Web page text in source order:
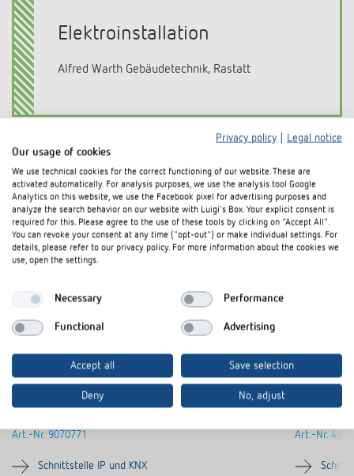
Elektroinstallation
Alfred Warth Gebäudetechnik, Rastatt
Eingesetzte Produkte
Art.-Nr. 9070771
Schnittstelle IP und KNX
Art.-Nr.
Privacy policy
Legal notice
Our usage of cookies
We use technical cookies for the correct functioning of our website. These are
activated automatically. For analysis purposes, we use the analysis tool Google
Analytics on this website, we use the Facebook pixel for advertising purposes and
analyze the search behavior on our website with Luigi's Box. Your explicit consent is
required for this. Please agree to the use of these tools by clicking on "Accept All".
You can revoke your consent at any time ("opt-out") or make individual settings. For
details, please refer to our privacy policy. For more information about the cookies we
use, open the settings.
Necessary Performance
Functional Advertising
Accept all Save selection
Deny No, adjust